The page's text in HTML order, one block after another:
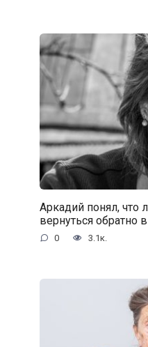
Аркадий понял, что
вернуться обратно
0 3.1к.